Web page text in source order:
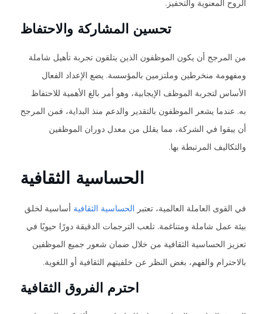
الروح المعنوية والتحفيز.
تحسين المشاركة والاحتفاظ
من المرجح أن يكون الموظفون الذين يتلقون تجربة تأهيل شاملة
ومفهومة منخرطين وملتزمين بالمؤسسة. يضع الإعداد الفعال
الأساس لتجربة الموظف الإيجابية، وهو أمر بالغ الأهمية للاحتفاظ
به. عندما يشعر الموظفون بالتقدير والدعم منذ البداية، فمن المرجح
أن يبقوا في الشركة، مما يقلل من معدل دوران الموظفين
والتكاليف المرتبطة بها.
الحساسية الثقافية
في القوى العاملة العالمية، تعتبر الحساسية الثقافية أساسية لخلق
بيئة عمل شاملة ومتناغمة. تلعب الترجمات الدقيقة دورًا حيويًا في
تعزيز الحساسية الثقافية من خلال ضمان شعور جميع الموظفين
بالاحترام والفهم، بغض النظر عن خلفيتهم الثقافية أو اللغوية.
احترم الفروق الثقافية